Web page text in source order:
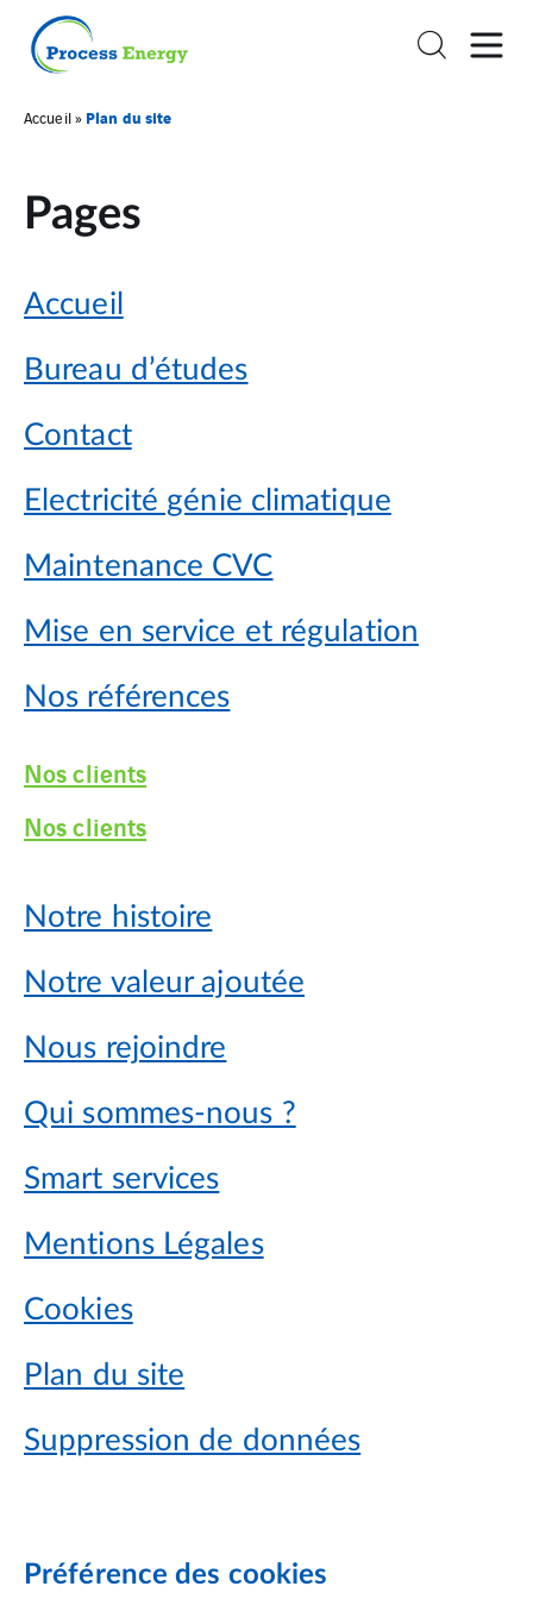
Accueil» Plan du site
Pages
Accueil
Bureau d’études
Contact
Electricité génie climatique
Maintenance CVC
Mise en service et régulation
Nos références
Nos clients
Nos clients
Notre histoire
Notre valeur ajoutée
Nous rejoindre
Qui sommes-nous ?
Smart services
Mentions Légales
Cookies
Plan du site
Suppression de données
Préférence des cookies